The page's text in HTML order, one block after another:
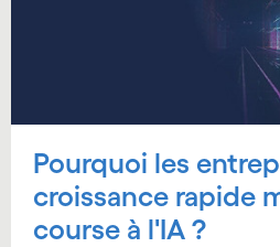
Pourquoi les
croissance rapide
course à l'IA ?